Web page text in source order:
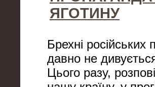
ЯГОТИНУ
Брехні російських
давно не
Цього разу,